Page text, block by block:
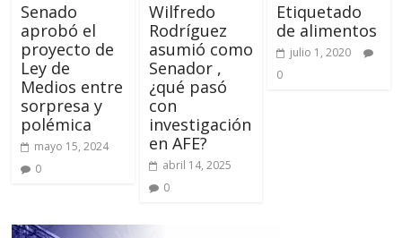
Senado
aprobó el
proyecto de
Ley de
Medios entre
sorpresa y
polémica
mayo 15, 2024
0
Wilfredo
Rodríguez
asumió como
Senador ,
¿qué pasó
con
investigación
en AFE?
abril 14, 2025
0
Etiquetado
de alimentos
julio 1, 2020
0